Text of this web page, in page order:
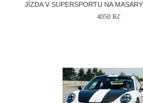
JÍZDA V SUPERSPORTU NA
4050 Kč